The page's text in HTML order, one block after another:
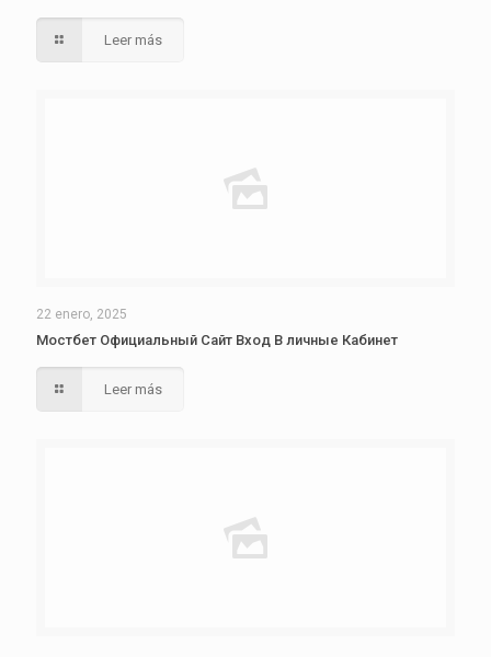
Leer más
22 enero, 2025
Мостбет Официальный Сайт Вход В личные Кабинет
Leer más